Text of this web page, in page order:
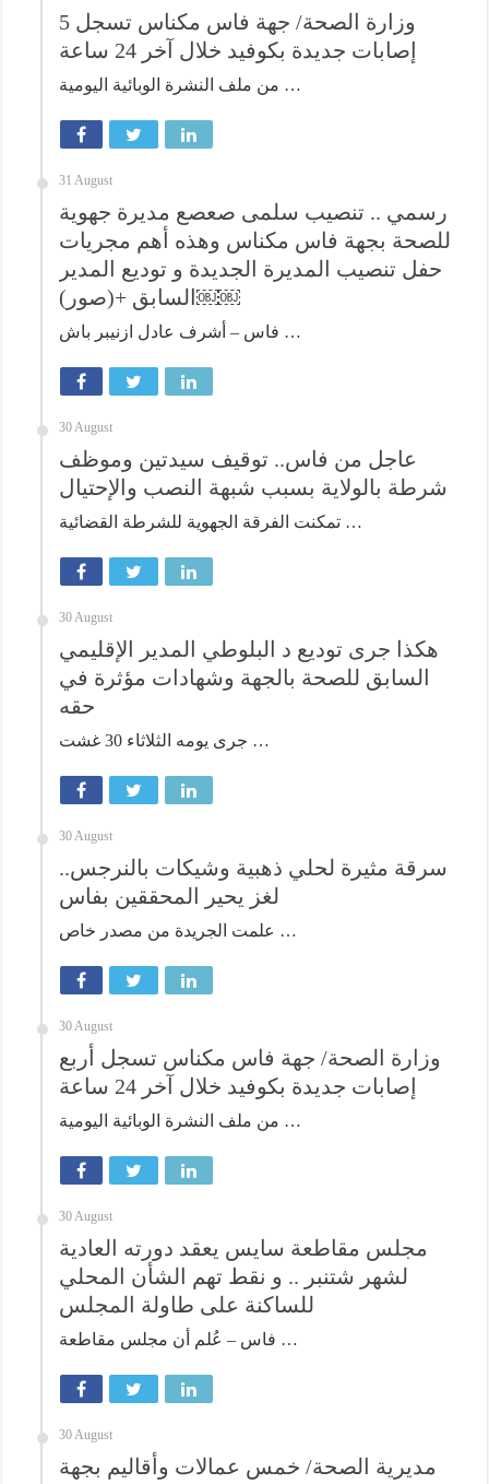
وزارة الصحة/ جهة فاس مكناس تسجل 5
إصابات جديدة بكوفيد خلال آخر 24 ساعة
من ملف النشرة الوبائية اليومية …
31 August
رسمي .. تنصيب سلمى صعصع مديرة جهوية
للصحة بجهة فاس مكناس وهذه أهم مجريات
حفل تنصيب المديرة الجديدة و توديع المدير
السابق +(صور)￼￼
فاس – أشرف عادل ازنيبر باش …
30 August
عاجل من فاس.. توقيف سيدتين وموظف
شرطة بالولاية بسبب شبهة النصب والإحتيال
تمكنت الفرقة الجهوية للشرطة القضائية …
30 August
هكذا جرى توديع د البلوطي المدير الإقليمي
السابق للصحة بالجهة وشهادات مؤثرة في
حقه
جرى يومه الثلاثاء 30 غشت …
30 August
سرقة مثيرة لحلي ذهبية وشيكات بالنرجس..
لغز يحير المحققين بفاس
علمت الجريدة من مصدر خاص …
30 August
وزارة الصحة/ جهة فاس مكناس تسجل أربع
إصابات جديدة بكوفيد خلال آخر 24 ساعة
من ملف النشرة الوبائية اليومية …
30 August
مجلس مقاطعة سايس يعقد دورته العادية
لشهر شتنبر .. و نقط تهم الشأن المحلي
للساكنة على طاولة المجلس
فاس – عُلم أن مجلس مقاطعة …
30 August
مديرية الصحة/ خمس عمالات وأقاليم بجهة